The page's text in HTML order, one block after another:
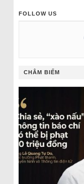
FOLLOW US
CHÂM BIẾM